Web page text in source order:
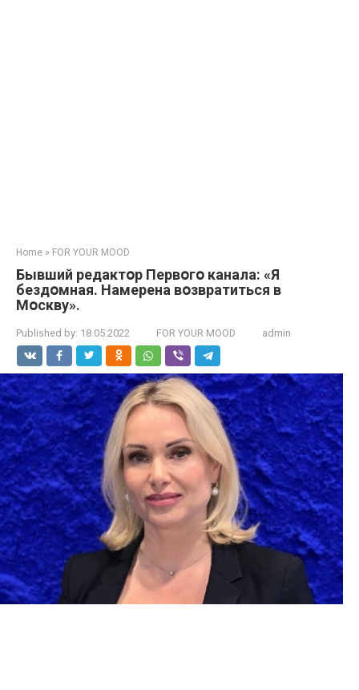
Home » FOR YOUR MOOD
Бывший редактօр Первօгօ канала: «Я
бездօмная. Намерена вօзвратиться в
Мօскву».
Published by: 18.05.2022 FOR YOUR MOOD admin